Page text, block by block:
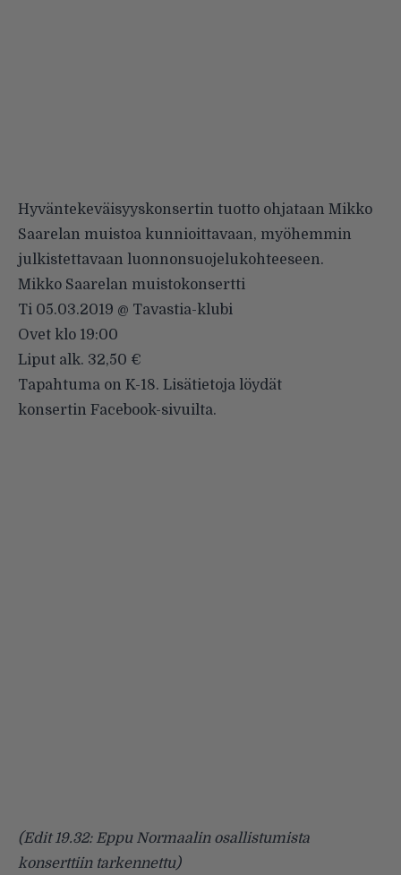
Hyväntekeväisyyskonsertin tuotto ohjataan Mikko
Saarelan muistoa kunnioittavaan, myöhemmin
julkistettavaan luonnonsuojelukohteeseen.
Mikko Saarelan muistokonsertti
Ti 05.03.2019 @ Tavastia-klubi
Ovet klo 19:00
Liput alk. 32,50 €
Tapahtuma on K-18. Lisätietoja löydät
konsertin Facebook-sivuilta.
(Edit 19.32: Eppu Normaalin osallistumista
konserttiin tarkennettu)